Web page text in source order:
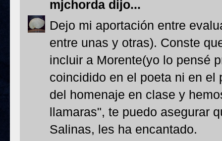
mjchorda dijo...
Dejo mi aportación entre
entre unas y otras). Conste
incluir a Morente(yo lo pensé
coincidido en el poeta ni en el
del homenaje en clase y
llamaras", te puedo asegurar
Salinas, les ha encantado.